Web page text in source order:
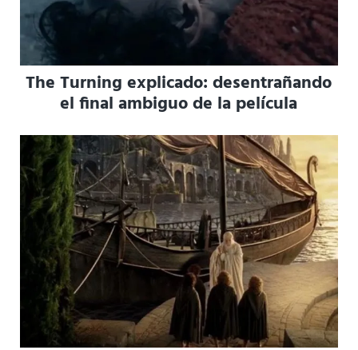
The Turning explicado: desentrañando
el final ambiguo de la película